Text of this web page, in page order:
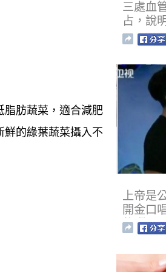
脂肪蔬菜，適合減肥
鮮的綠葉蔬菜攝入不
三處血
占，說
上帝是
開金口
傳腦阿